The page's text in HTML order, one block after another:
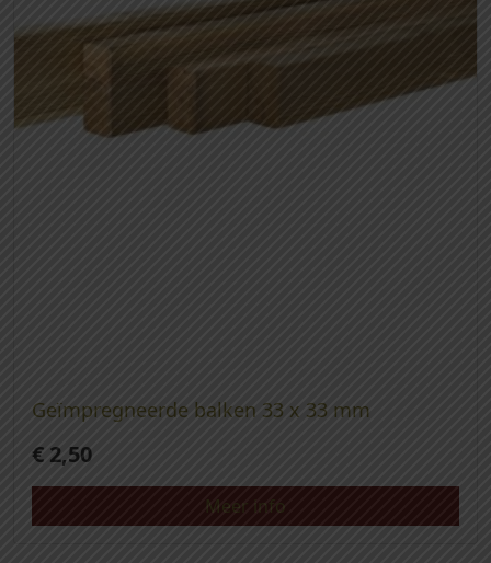
Geïmpregneerde balken 33 x 33 mm
€ 2,50
Meer info